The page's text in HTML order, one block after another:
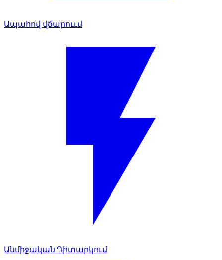
Ապահով վճարոււմ
Անմիջական Դիտարկում